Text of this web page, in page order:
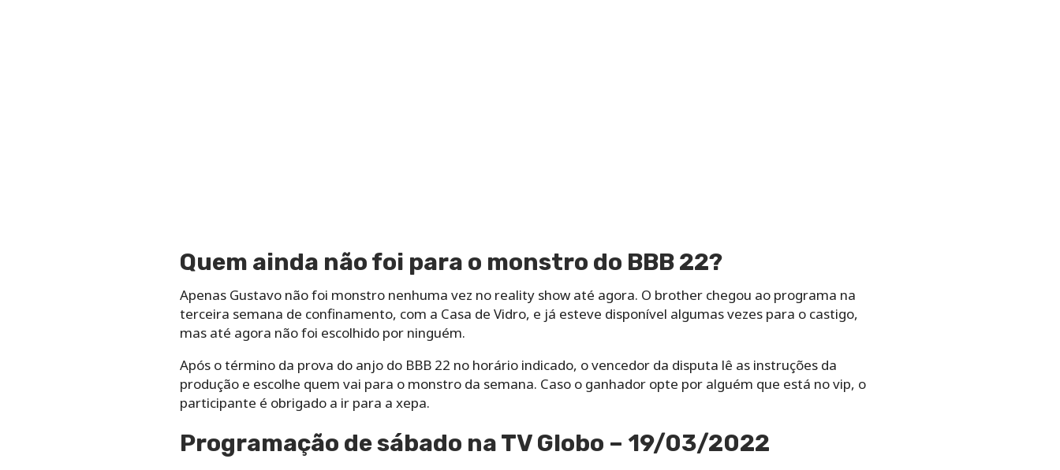
Quem ainda não foi para o monstro do BBB 22?
Apenas Gustavo não foi monstro nenhuma vez no reality show até agora. O brother chegou ao programa na
terceira semana de confinamento, com a Casa de Vidro, e já esteve disponível algumas vezes para o castigo,
mas até agora não foi escolhido por ninguém.
Após o término da prova do anjo do BBB 22 no horário indicado, o vencedor da disputa lê as instruções da
produção e escolhe quem vai para o monstro da semana. Caso o ganhador opte por alguém que está no vip, o
participante é obrigado a ir para a xepa.
Programação de sábado na TV Globo – 19/03/2022